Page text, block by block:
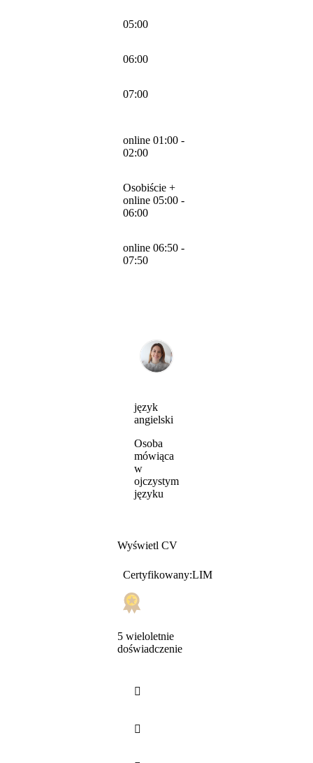
05:00
06:00
07:00
online 01:00 -
02:00
Osobiście +
online 05:00 -
06:00
online 06:50 -
07:50
język
angielski
Osoba
mówiąca
w
ojczystym
języku
Wyświetl CV
Certyfikowany:LIM
5 wieloletnie
doświadczenie

